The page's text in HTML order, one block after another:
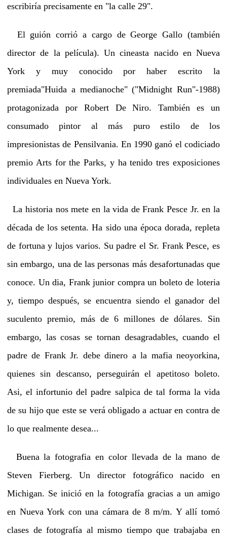
escribiría precisamente en "la calle 29".
El guión corrió a cargo de George Gallo (también
director de la película). Un cineasta nacido en Nueva
York y muy conocido por haber escrito la
premiada"Huida a medianoche" ("Midnight Run"-1988)
protagonizada por Robert De Niro. También es un
consumado pintor al más puro estilo de los
impresionistas de Pensilvania. En 1990 ganó el codiciado
premio Arts for the Parks, y ha tenido tres exposiciones
individuales en Nueva York.
La historia nos mete en la vida de Frank Pesce Jr. en la
década de los setenta. Ha sido una época dorada, repleta
de fortuna y lujos varios. Su padre el Sr. Frank Pesce, es
sin embargo, una de las personas más desafortunadas que
conoce. Un dia, Frank junior compra un boleto de loteria
y, tiempo después, se encuentra siendo el ganador del
suculento premio, más de 6 millones de dólares. Sin
embargo, las cosas se tornan desagradables, cuando el
padre de Frank Jr. debe dinero a la mafia neoyorkina,
quienes sin descanso, perseguirán el apetitoso boleto.
Asi, el infortunio del padre salpica de tal forma la vida
de su hijo que este se verá obligado a actuar en contra de
lo que realmente desea...
Buena la fotografia en color llevada de la mano de
Steven Fierberg. Un director fotográfico nacido en
Michigan. Se inició en la fotografía gracias a un amigo
en Nueva York con una cámara de 8 m/m. Y allí tomó
clases de fotografía al mismo tiempo que trabajaba en